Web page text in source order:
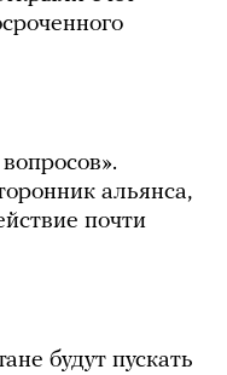
альянса,
почти
будут пускать